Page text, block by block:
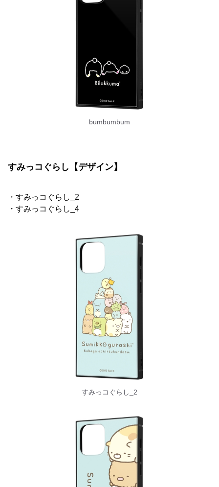
bumbumbum
すみっコぐらし【デザイン】
・すみっコぐらし_2
・すみっコぐらし_4
すみっコぐらし_2